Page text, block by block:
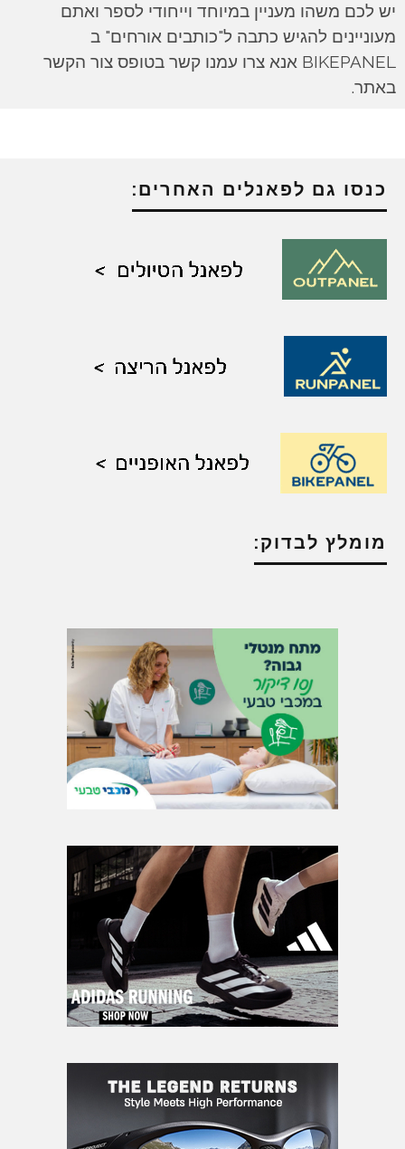
יש לכם משהו מעניין במיוחד וייחודי לספר ואתם
מעוניינים להגיש כתבה ל"כותבים אורחים" ב
BIKEPANEL אנא צרו עמנו קשר בטופס צור הקשר
באתר.
כנסו גם לפאנלים האחרים:
מומלץ לבדוק: